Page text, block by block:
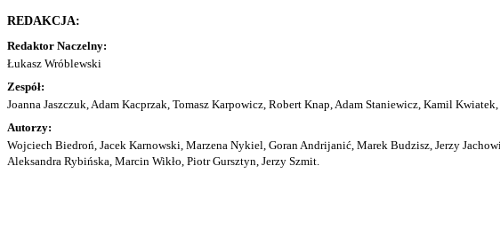
REDAKCJA:
Redaktor Naczelny:
Łukasz Wróblewski
Zespół:
Joanna Jaszczuk, Adam Kacprzak, Tomasz Karpowicz, Robert Knap, Adam Staniewicz, Kamil
Autorzy:
Wojciech Biedroń, Jacek Karnowski, Marzena Nykiel, Goran Andrijanić, Marek Budzisz, Jerzy
Aleksandra Rybińska, Marcin Wikło, Piotr Gursztyn, Jerzy Szmit.